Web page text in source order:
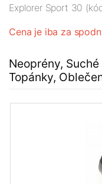
Explorer Sport 30
Cena je iba za
Neoprény,
Topánky,